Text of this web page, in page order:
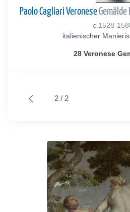
Paolo Cagliari Veronese
c.1528-
italienischer
28 Veronese
2 / 2